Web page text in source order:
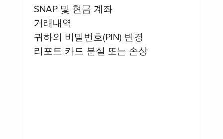
SNAP 및 현금 계좌
거래내역
귀하의 비밀번호(PIN) 변경
리포트 카드 분실 또는 손상